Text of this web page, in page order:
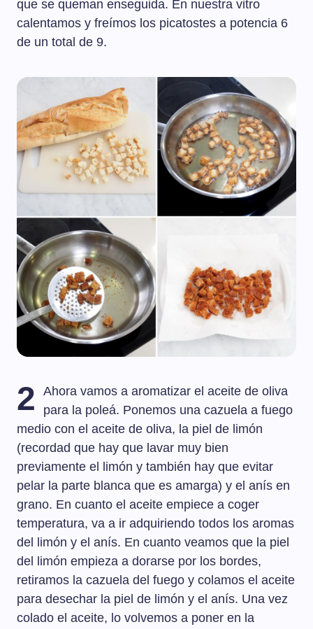
que se queman enseguida. En nuestra vitro
calentamos y freímos los picatostes a potencia 6
de un total de 9.
2
Ahora vamos a aromatizar el aceite de oliva
para la poleá. Ponemos una cazuela a fuego
medio con el aceite de oliva, la piel de limón
(recordad que hay que lavar muy bien
previamente el limón y también hay que evitar
pelar la parte blanca que es amarga) y el anís en
grano. En cuanto el aceite empiece a coger
temperatura, va a ir adquiriendo todos los aromas
del limón y el anís. En cuanto veamos que la piel
del limón empieza a dorarse por los bordes,
retiramos la cazuela del fuego y colamos el aceite
para desechar la piel de limón y el anís. Una vez
colado el aceite, lo volvemos a poner en la